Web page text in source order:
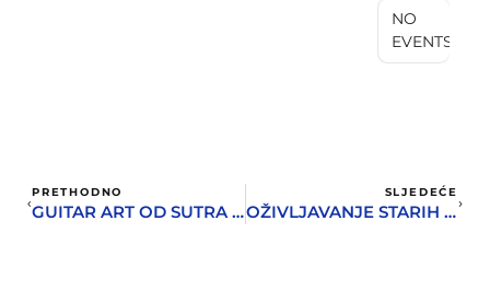
NO
EVENTS
PRETHODNO
GUITAR ART OD SUTRA NA KANLI KULI
SLJEDEĆE
OŽIVLJAVANJE STARIH ZANATA KAO DIO ČUVANJA KULTURNOG IDENTITETA